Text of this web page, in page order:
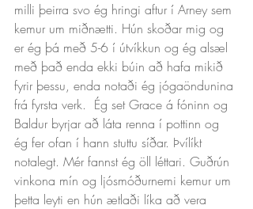
milli þeirra svo ég hringi aftur í Arney sem
kemur um miðnætti. Hún skoðar mig og
er ég þá með 5-6 í útvíkkun og ég alsæl
með það enda ekki búin að hafa mikið
fyrir þessu, enda notaði ég jógaöndunina
frá fyrsta verk.  Ég set Grace á fóninn og
Baldur byrjar að láta renna í pottinn og
ég fer ofan í hann stuttu síðar. Þvílíkt
notalegt. Mér fannst ég öll léttari. Guðrún
vinkona mín og ljósmóðurnemi kemur um
þetta leyti en hún ætlaði líka að vera